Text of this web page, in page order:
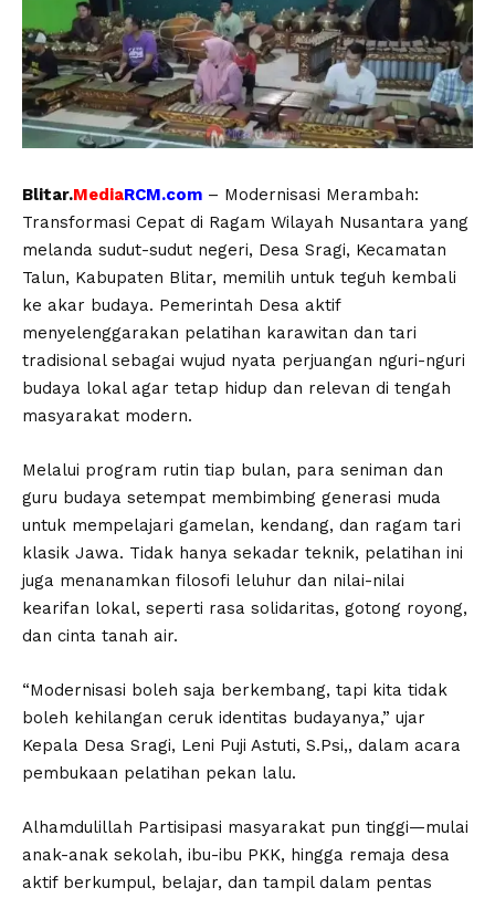
Blitar.MediaRCM.com – Modernisasi Merambah:
Transformasi Cepat di Ragam Wilayah Nusantara yang
melanda sudut-sudut negeri, Desa Sragi, Kecamatan
Talun, Kabupaten Blitar, memilih untuk teguh kembali
ke akar budaya. Pemerintah Desa aktif
menyelenggarakan pelatihan karawitan dan tari
tradisional sebagai wujud nyata perjuangan nguri-nguri
budaya lokal agar tetap hidup dan relevan di tengah
masyarakat modern.
Melalui program rutin tiap bulan, para seniman dan
guru budaya setempat membimbing generasi muda
untuk mempelajari gamelan, kendang, dan ragam tari
klasik Jawa. Tidak hanya sekadar teknik, pelatihan ini
juga menanamkan filosofi leluhur dan nilai-nilai
kearifan lokal, seperti rasa solidaritas, gotong royong,
dan cinta tanah air.
“Modernisasi boleh saja berkembang, tapi kita tidak
boleh kehilangan ceruk identitas budayanya,” ujar
Kepala Desa Sragi, Leni Puji Astuti, S.Psi,, dalam acara
pembukaan pelatihan pekan lalu.
Alhamdulillah Partisipasi masyarakat pun tinggi—mulai
anak-anak sekolah, ibu-ibu PKK, hingga remaja desa
aktif berkumpul, belajar, dan tampil dalam pentas